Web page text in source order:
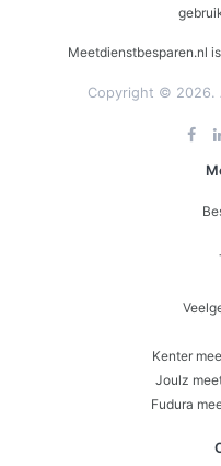
Meetdienstbesparen.nl
Copyright © 2026.
Kenter
Joulz
Fudura